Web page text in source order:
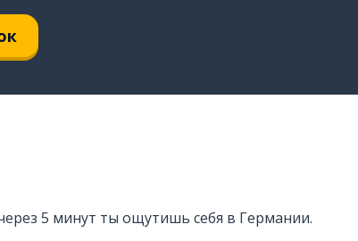
5 минут ты ощутишь себя в Германии.